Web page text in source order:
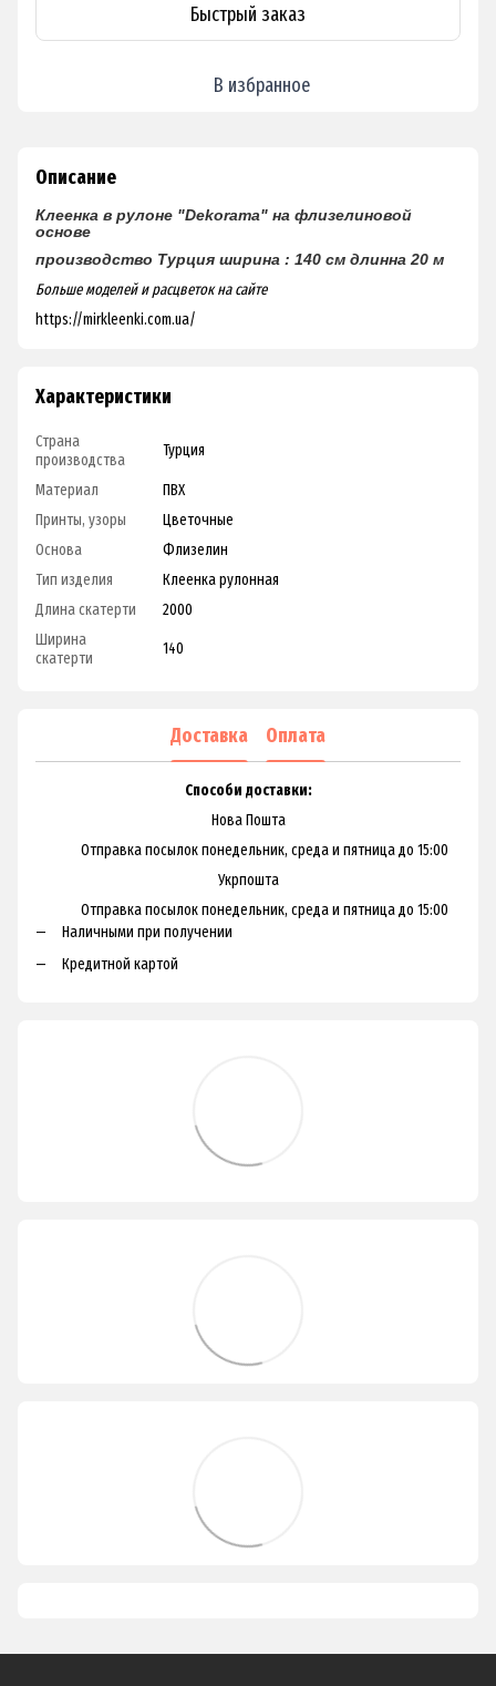
Быстрый заказ
В избранное
Описание
Клеенка в рулоне "Dekorama" на флизелиновой
основе
производство Турция ширина : 140 см длинна 20 м
Больше моделей и расцветок на сайте
https://mirkleenki.com.ua/
Характеристики
Страна
производства
Турция
Материал
ПВХ
Принты, узоры
Цветочные
Основа
Флизелин
Тип изделия
Клеенка рулонная
Длина скатерти
2000
Ширина
скатерти
140
Доставка Оплата
Способи доставки:
Нова Пошта
Отправка посылок понедельник, среда и пятница до 15:00
Укрпошта
Отправка посылок понедельник, среда и пятница до 15:00
Наличными при получении
Кредитной картой